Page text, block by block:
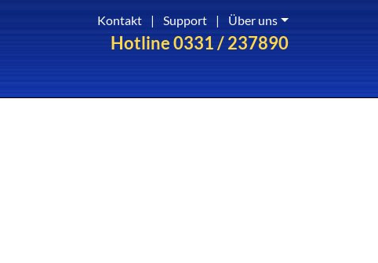
Hotline 0331 / 237890
Kontakt | Support | Über uns